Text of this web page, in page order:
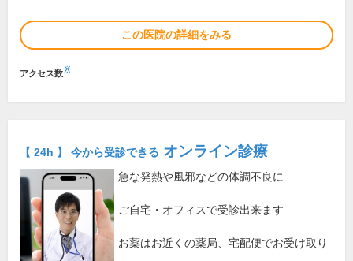
この医院の詳細をみる
アクセス数※
【 24h 】 今から受診できる オンライン診療
急な発熱や風邪などの体調不良に
ご自宅・オフィスで受診出来ます
お薬はお近くの薬局、宅配便でお受け取り